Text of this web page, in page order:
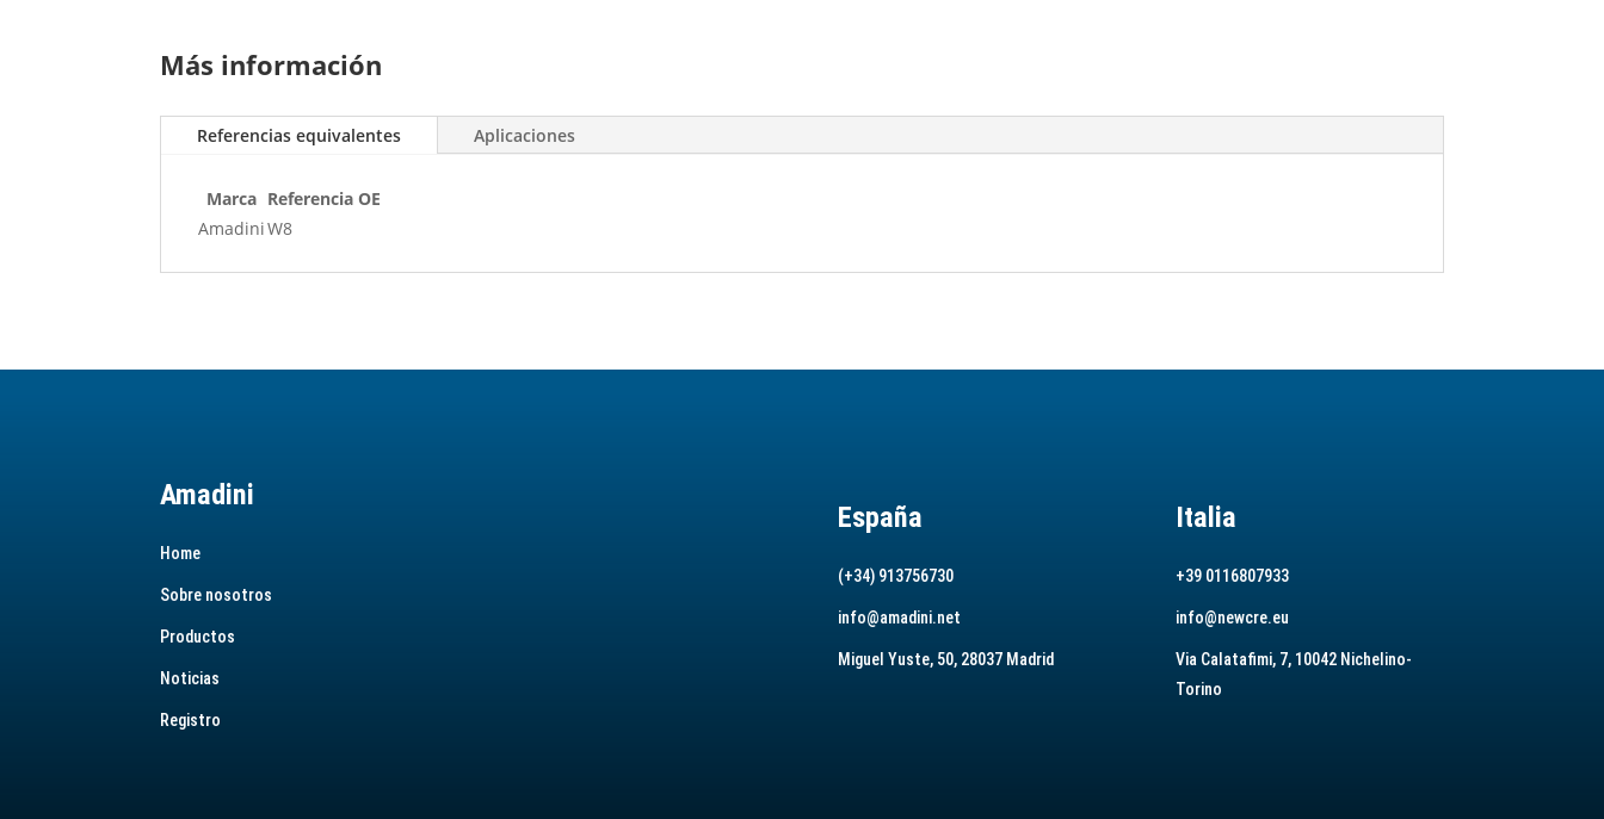
Más información
Referencias equivalentes Aplicaciones
Marca Referencia OE
AmadiniW8
Amadini
Home
Sobre nosotros
Productos
Noticias
Registro
España
(+34) 913756730
info@amadini.net
Miguel Yuste, 50, 28037 Madrid
Italia
+39 0116807933
info@newcre.eu
Via Calatafimi, 7, 10042 Nichelino-
Torino